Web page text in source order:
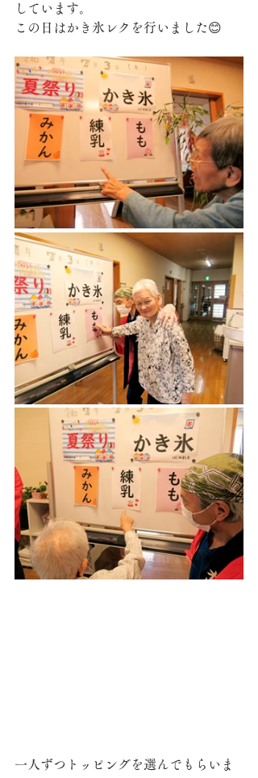
しています。
この日はかき氷レクを行いました😊
一人ずつトッピングを選んでもらいま